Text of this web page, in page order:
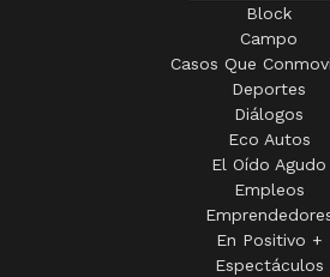
Block
Campo
Casos Que
Deportes
Diálogos
Eco Autos
El Oído Agudo
Empleos
En Positivo +
Espectáculos